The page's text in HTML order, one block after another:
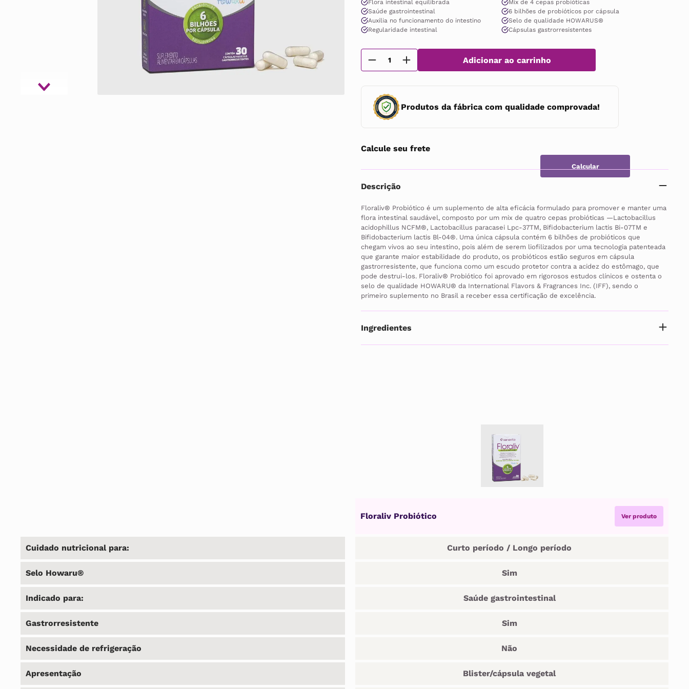
rigorosos estudos clínicos e ostenta o selo de qualidade HOWARU® da International Flavors &
Fragrances Inc. (IFF), sendo o primeiro suplemento no Brasil a receber essa certificação de
excelência.
Flora intestinal equilibrada
Saúde gastrointestinal
Auxilia no funcionamento do intestino
Regularidade intestinal
Mix de 4 cepas probióticas
6 bilhões de probióticos por cápsula
Selo de qualidade HOWARUS®
Cápsulas gastrorresistentes
Adicionar ao carrinho
Produtos da fábrica com qualidade comprovada!
Calcule seu frete
Descrição
Floraliv® Probiótico é um suplemento de alta eficácia formulado para promover e manter uma
flora intestinal saudável, composto por um mix de quatro cepas probióticas —Lactobacillus
acidophillus NCFM®, Lactobacillus paracasei Lpc-37TM, Bifidobacterium lactis Bi-07TM e
Bifidobacterium lactis Bl-04®. Uma única cápsula contém 6 bilhões de probióticos que
chegam vivos ao seu intestino, pois além de serem liofilizados por uma tecnologia patenteada
que garante maior estabilidade do produto, os probióticos estão seguros em cápsula
gastrorresistente, que funciona como um escudo protetor contra a acidez do estômago, que
pode destrui-los. Floraliv® Probiótico foi aprovado em rigorosos estudos clínicos e ostenta o
selo de qualidade HOWARU® da International Flavors & Fragrances Inc. (IFF), sendo o
primeiro suplemento no Brasil a receber essa certificação de excelência.
Ingredientes
Floraliv Probiótico Ver produto
Cuidado nutricional para: Curto período / Longo período
Selo Howaru® Sim
Indicado para: Saúde gastrointestinal
Gastrorresistente Sim
Necessidade de refrigeração Não
Apresentação Blister/cápsula vegetal